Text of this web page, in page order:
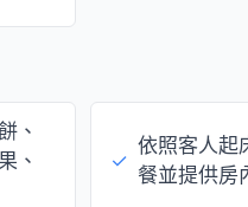
、
、
✓
依照客人起
餐並提供房